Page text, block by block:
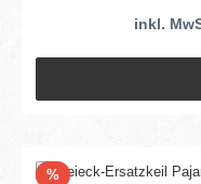
inkl.
%Rabatt